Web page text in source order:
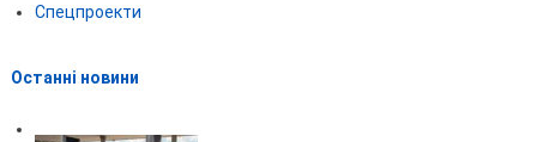
Спецпроекти
Останні новини